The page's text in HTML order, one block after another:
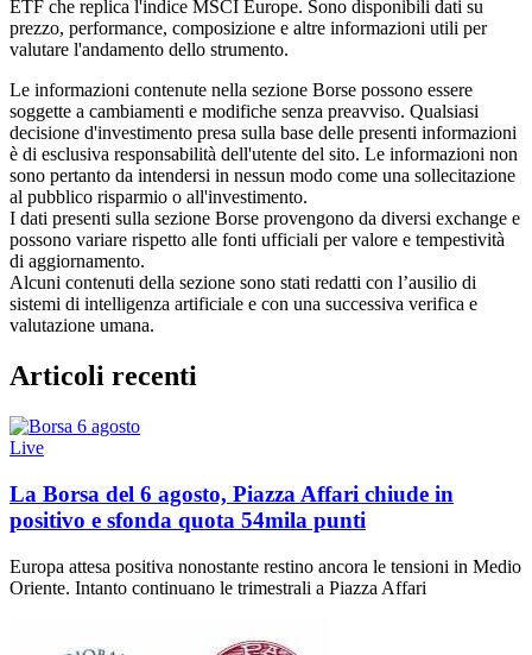
ETF che replica l'indice MSCI Europe. Sono disponibili dati su
prezzo, performance, composizione e altre informazioni utili per
valutare l'andamento dello strumento.
Le informazioni contenute nella sezione Borse possono essere
soggette a cambiamenti e modifiche senza preavviso. Qualsiasi
decisione d'investimento presa sulla base delle presenti informazioni
è di esclusiva responsabilità dell'utente del sito. Le informazioni non
sono pertanto da intendersi in nessun modo come una sollecitazione
al pubblico risparmio o all'investimento.
I dati presenti sulla sezione Borse provengono da diversi exchange e
possono variare rispetto alle fonti ufficiali per valore e tempestività
di aggiornamento.
Alcuni contenuti della sezione sono stati redatti con l’ausilio di
sistemi di intelligenza artificiale e con una successiva verifica e
valutazione umana.
Articoli recenti
Live
La Borsa del 6 agosto, Piazza Affari chiude in
positivo e sfonda quota 54mila punti
Europa attesa positiva nonostante restino ancora le tensioni in Medio
Oriente. Intanto continuano le trimestrali a Piazza Affari